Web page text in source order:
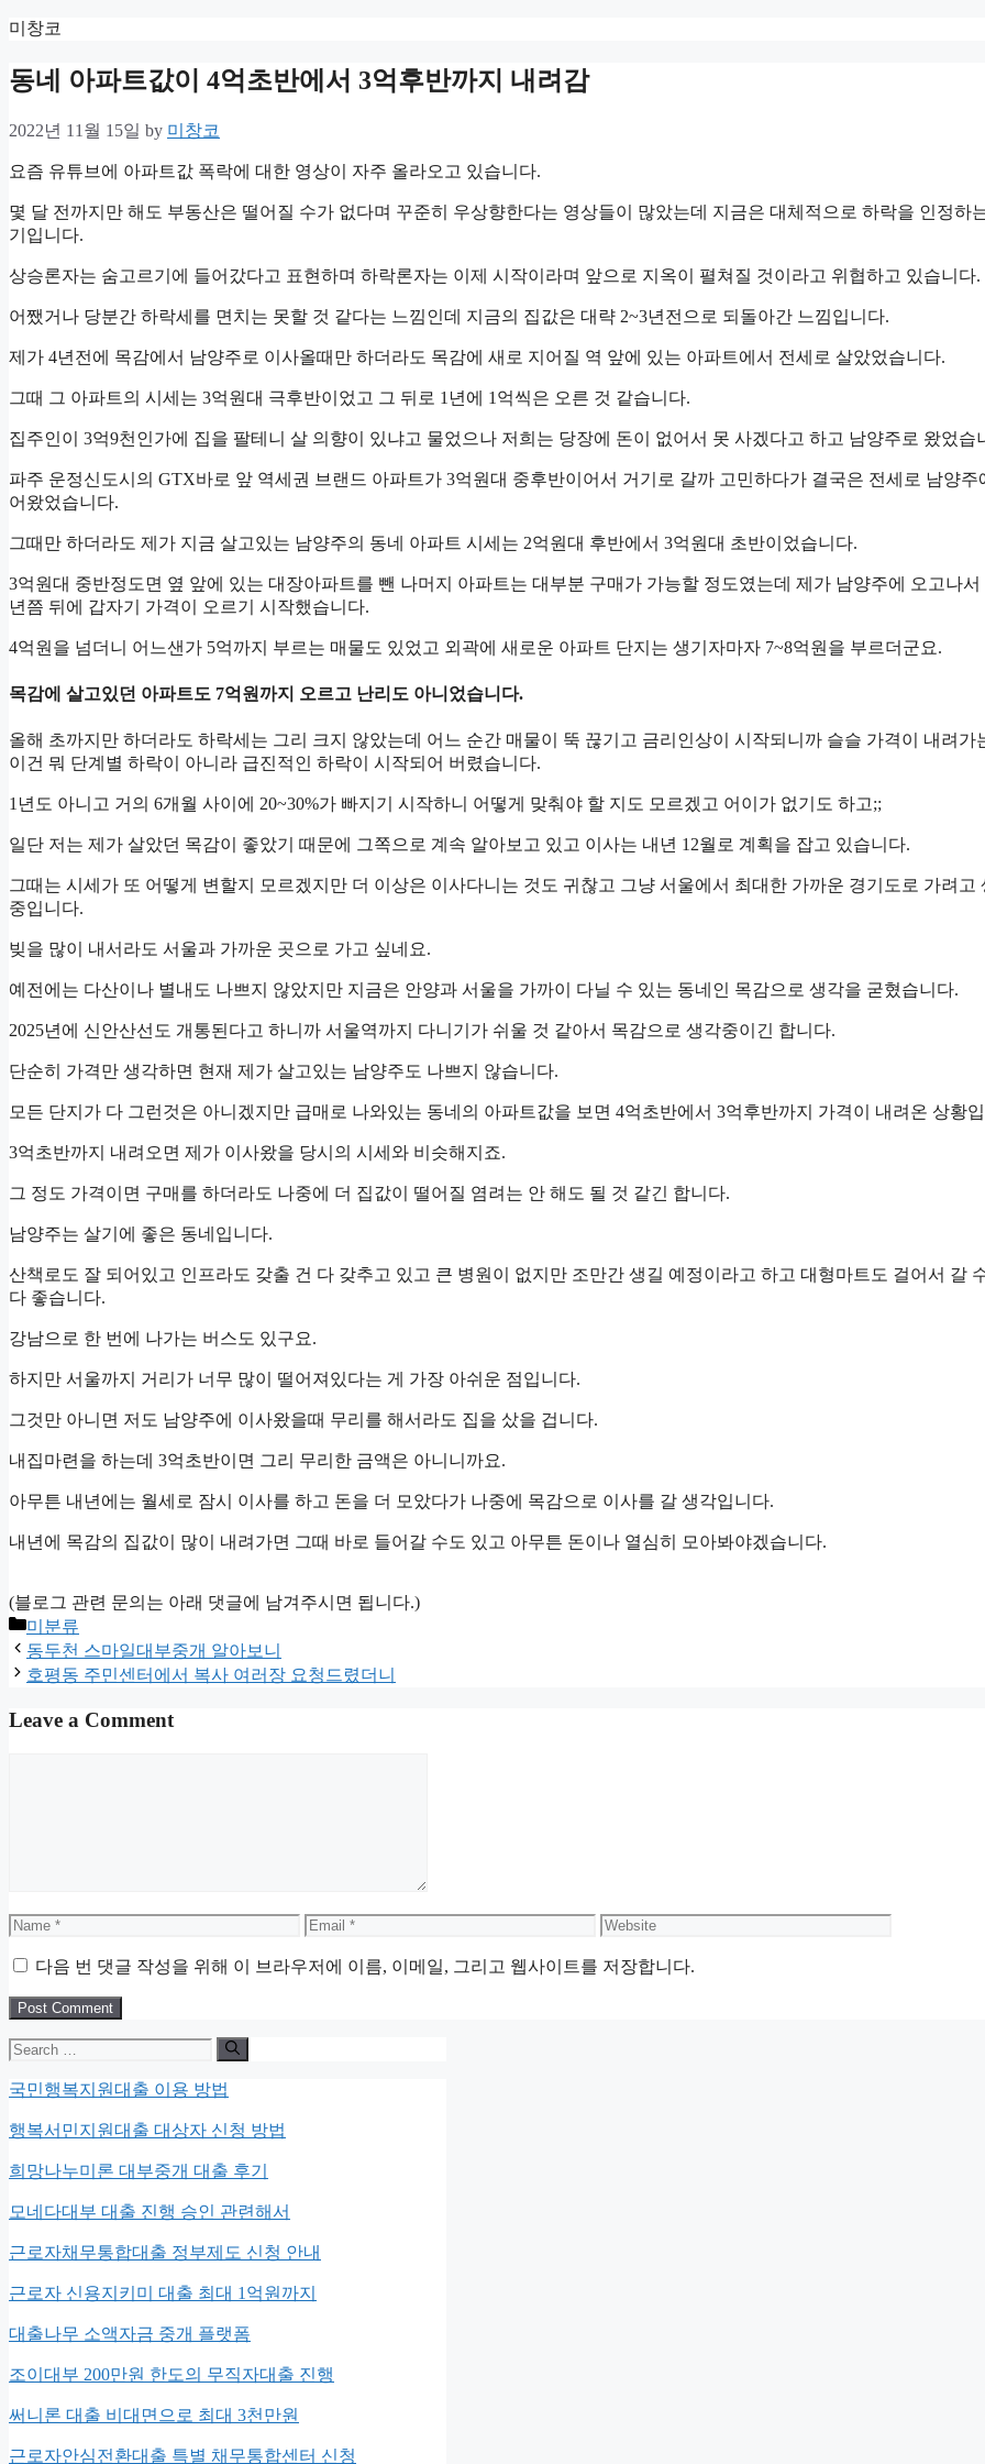
Skip
content
미창코
동네 아파트값이 4억초반에서 3억후반까지 내려감
2022년 11월 15일 by 미창코
요즘 유튜브에 아파트값 폭락에 대한 영상이 자주 올라오고 있습니다.
몇 달 전까지만 해도 부동산은 떨어질 수가 없다며 꾸준히 우상향한다는 영상들이 많았는데 지금은 대체적으로 하락을 인정하
기입니다.
상승론자는 숨고르기에 들어갔다고 표현하며 하락론자는 이제 시작이라며 앞으로 지옥이 펼쳐질 것이라고 위협하고 있습니다.
어쨌거나 당분간 하락세를 면치는 못할 것 같다는 느낌인데 지금의 집값은 대략 2~3년전으로 되돌아간 느낌입니다.
제가 4년전에 목감에서 남양주로 이사올때만 하더라도 목감에 새로 지어질 역 앞에 있는 아파트에서 전세로 살았었습니다.
그때 그 아파트의 시세는 3억원대 극후반이었고 그 뒤로 1년에 1억씩은 오른 것 같습니다.
집주인이 3억9천인가에 집을 팔테니 살 의향이 있냐고 물었으나 저희는 당장에 돈이 없어서 못 사겠다고 하고 남양주로 왔었습
파주 운정신도시의 GTX바로 앞 역세권 브랜드 아파트가 3억원대 중후반이어서 거기로 갈까 고민하다가 결국은 전세로 남양주
어왔었습니다.
그때만 하더라도 제가 지금 살고있는 남양주의 동네 아파트 시세는 2억원대 후반에서 3억원대 초반이었습니다.
3억원대 중반정도면 옆 앞에 있는 대장아파트를 뺀 나머지 아파트는 대부분 구매가 가능할 정도였는데 제가 남양주에 오고나서
년쯤 뒤에 갑자기 가격이 오르기 시작했습니다.
4억원을 넘더니 어느샌가 5억까지 부르는 매물도 있었고 외곽에 새로운 아파트 단지는 생기자마자 7~8억원을 부르더군요.
목감에 살고있던 아파트도 7억원까지 오르고 난리도 아니었습니다.
올해 초까지만 하더라도 하락세는 그리 크지 않았는데 어느 순간 매물이 뚝 끊기고 금리인상이 시작되니까 슬슬 가격이 내려가
이건 뭐 단계별 하락이 아니라 급진적인 하락이 시작되어 버렸습니다.
1년도 아니고 거의 6개월 사이에 20~30%가 빠지기 시작하니 어떻게 맞춰야 할 지도 모르겠고 어이가 없기도 하고;;
일단 저는 제가 살았던 목감이 좋았기 때문에 그쪽으로 계속 알아보고 있고 이사는 내년 12월로 계획을 잡고 있습니다.
그때는 시세가 또 어떻게 변할지 모르겠지만 더 이상은 이사다니는 것도 귀찮고 그냥 서울에서 최대한 가까운 경기도로 가려고
중입니다.
빚을 많이 내서라도 서울과 가까운 곳으로 가고 싶네요.
예전에는 다산이나 별내도 나쁘지 않았지만 지금은 안양과 서울을 가까이 다닐 수 있는 동네인 목감으로 생각을 굳혔습니다.
2025년에 신안산선도 개통된다고 하니까 서울역까지 다니기가 쉬울 것 같아서 목감으로 생각중이긴 합니다.
단순히 가격만 생각하면 현재 제가 살고있는 남양주도 나쁘지 않습니다.
모든 단지가 다 그런것은 아니겠지만 급매로 나와있는 동네의 아파트값을 보면 4억초반에서 3억후반까지 가격이 내려온 상황
3억초반까지 내려오면 제가 이사왔을 당시의 시세와 비슷해지죠.
그 정도 가격이면 구매를 하더라도 나중에 더 집값이 떨어질 염려는 안 해도 될 것 같긴 합니다.
남양주는 살기에 좋은 동네입니다.
산책로도 잘 되어있고 인프라도 갖출 건 다 갖추고 있고 큰 병원이 없지만 조만간 생길 예정이라고 하고 대형마트도 걸어서 갈
다 좋습니다.
강남으로 한 번에 나가는 버스도 있구요.
하지만 서울까지 거리가 너무 많이 떨어져있다는 게 가장 아쉬운 점입니다.
그것만 아니면 저도 남양주에 이사왔을때 무리를 해서라도 집을 샀을 겁니다.
내집마련을 하는데 3억초반이면 그리 무리한 금액은 아니니까요.
아무튼 내년에는 월세로 잠시 이사를 하고 돈을 더 모았다가 나중에 목감으로 이사를 갈 생각입니다.
내년에 목감의 집값이 많이 내려가면 그때 바로 들어갈 수도 있고 아무튼 돈이나 열심히 모아봐야겠습니다.
(블로그 관련 문의는 아래 댓글에 남겨주시면 됩니다.)
Categories
미분류
동두천 스마일대부중개 알아보니
호평동 주민센터에서 복사 여러장 요청드렸더니
Leave a Comment
Name Email Website
다음 번 댓글 작성을 위해 이 브라우저에 이름, 이메일, 그리고 웹사이트를 저장합니다.
Search
for:
국민행복지원대출 이용 방법
행복서민지원대출 대상자 신청 방법
희망나누미론 대부중개 대출 후기
모네다대부 대출 진행 승인 관련해서
근로자채무통합대출 정부제도 신청 안내
근로자 신용지키미 대출 최대 1억원까지
대출나무 소액자금 중개 플랫폼
조이대부 200만원 한도의 무직자대출 진행
써니론 대출 비대면으로 최대 3천만원
근로자안심전환대출 특별 채무통합센터 신청